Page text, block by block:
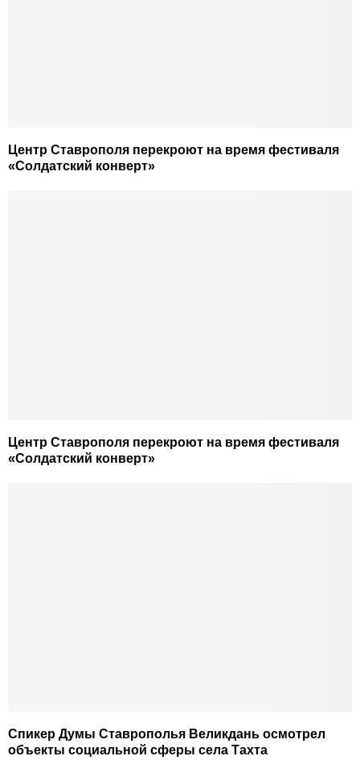
Центр Ставрополя перекроют на время фестиваля
«Солдатский конверт»
Центр Ставрополя перекроют на время фестиваля
«Солдатский конверт»
Спикер Думы Ставрополья Великдань осмотрел
объекты социальной сферы села Тахта